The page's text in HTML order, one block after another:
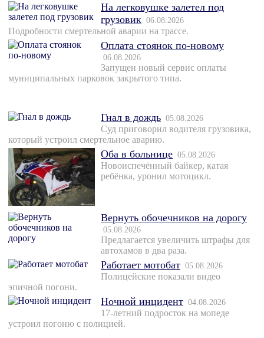
На легковушке залетел под
грузовик 06.08.2026
Подробности смертельной аварии на трассе.
Оплата стоянок по-новому
06.08.2026
Запущен новый сервис оплаты
муниципальных парковок закрытого типа.
Гнал в дождь 05.08.2026
Суд приговорил водителя грузовика,
который устроил смертельное аварию.
Оба в больнице 05.08.2026
Новоиспечённый байкер, катая
ребёнка, уронил мотоцикл.
Вернуть обочечников на дорогу
05.08.2026
Предлагается увеличить штрафы для
автохамов в два раза.
Работает мотобат 05.08.2026
Полицейские показали видео
эпичной погони.
Ночной инцидент 04.08.2026
17-летний подросток на мопеде
устроил погоню с полицией.